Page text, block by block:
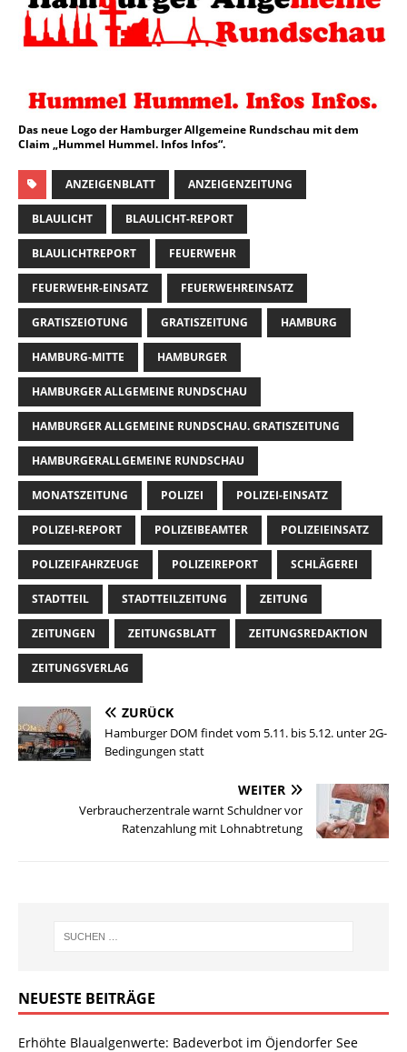
Das neue Logo der Hamburger Allgemeine Rundschau mit dem
Claim „Hummel Hummel. Infos Infos“.
ANZEIGENBLATT ANZEIGENZEITUNG
BLAULICHT BLAULICHT-REPORT
BLAULICHTREPORT FEUERWEHR
FEUERWEHR-EINSATZ FEUERWEHREINSATZ
GRATISZEIOTUNG GRATISZEITUNG HAMBURG
HAMBURG-MITTE HAMBURGER
HAMBURGER ALLGEMEINE RUNDSCHAU
HAMBURGER ALLGEMEINE RUNDSCHAU. GRATISZEITUNG
HAMBURGERALLGEMEINE RUNDSCHAU
MONATSZEITUNG POLIZEI POLIZEI-EINSATZ
POLIZEI-REPORT POLIZEIBEAMTER POLIZEIEINSATZ
POLIZEIFAHRZEUGE POLIZEIREPORT SCHLÄGEREI
STADTTEIL STADTTEILZEITUNG ZEITUNG
ZEITUNGEN ZEITUNGSBLATT ZEITUNGSREDAKTION
ZEITUNGSVERLAG
ZURÜCK
Hamburger DOM findet vom 5.11. bis 5.12. unter 2G-
Bedingungen statt
WEITER
Verbraucherzentrale warnt Schuldner vor
Ratenzahlung mit Lohnabtretung
NEUESTE BEITRÄGE
Erhöhte Blaualgenwerte: Badeverbot im Öjendorfer See